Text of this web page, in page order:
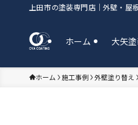
上田市の塗装専門店｜外壁・屋
ホーム 大矢
ホーム 施工事例 外壁塗り替え